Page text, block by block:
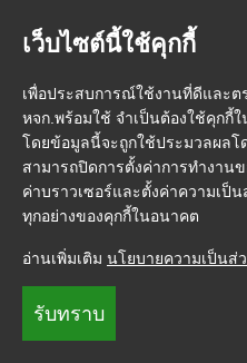
เว็บไซต์นี้ใช้คุกกี้
เพื่อประสบการณ์ใช้งานที่ดีและต
หจก.พร้อมใช้ จำเป็นต้องใช้คุกกี้
โดยข้อมูลนี้จะถูกใช้ประมวลผลโ
สามารถปิดการตั้งค่าการทำงาน
ค่าบราวเซอร์และตั้งค่าความเป็
ทุกอย่างของคุกกี้ในอนาคต
อ่านเพิ่มเติม นโยบายความเป็นส่
รับทราบ